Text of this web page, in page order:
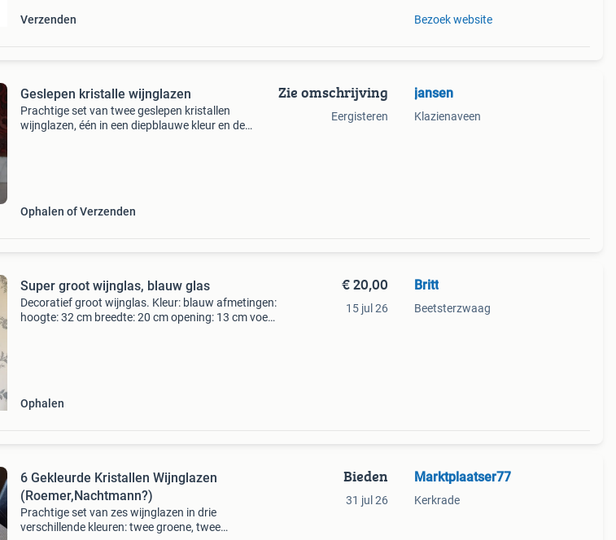
Verzenden
Bezoek website
Geslepen kristalle wijnglazen
Prachtige set van twee geslepen kristallen
wijnglazen, één in een diepblauwe kleur en de
Ophalen of Verzenden
Zie omschrijving
Eergisteren
jansen
Klazienaveen
Super groot wijnglas, blauw glas
Decoratief groot wijnglas. Kleur: blauw afmetingen:
hoogte: 32 cm breedte: 20 cm opening: 13 cm voet:
Ophalen
€ 20,00
15 jul 26
Britt
Beetsterzwaag
6 Gekleurde Kristallen Wijnglazen
(Roemer,Nachtmann?)
Prachtige set van zes wijnglazen in drie
verschillende kleuren: twee groene, twee
Bieden
31 jul 26
Marktplaatser77
Kerkrade